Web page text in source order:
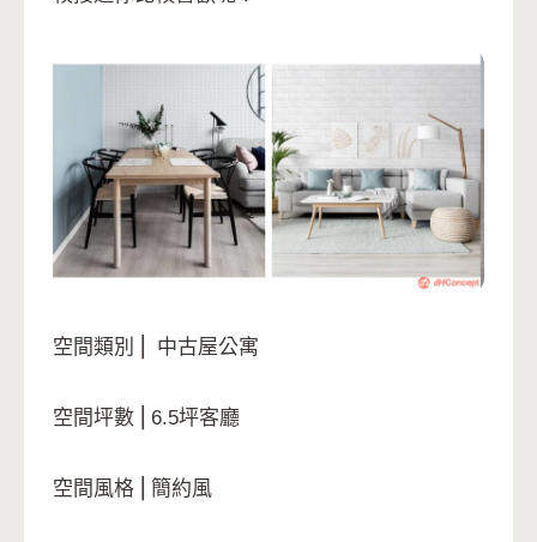
空間類別 ⎢ 中古屋公寓
空間坪數 ⎢6.5坪客廳
空間風格 ⎢簡約風